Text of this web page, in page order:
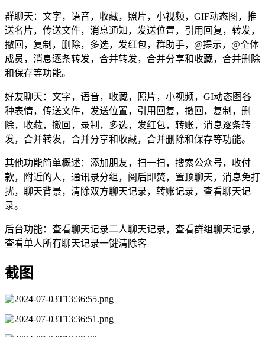
群聊天：文字，语音，收藏，照片，小视频，GIF动态图，推
送名片，传送文件，消息通知，发送位置，引用回复，转发，
撤回，复制，删除，多选，发红包，群助手，@提示，@全体
成员，消息逐条转发，合并转发，合并分享和收藏，合并删除
和保存等功能。
好友聊天：文字，语音，收藏，照片，小视频，GI动态图各
种表情，传送文件，发送位置，引用回复，撤回，复制，删
除，收藏，撤回，录制，多选，发红包，转账，消息逐条转
发，合并转发，合并分享和收藏，合并删除和保存等功能。
其他功能简单概述：添加朋友，扫一扫，搜索公众号，收付
款，附近的人，通讯录分组，阅后即焚，置顶聊天，消息免打
扰，聊天背景，清除双方聊天记录，转账记录，查看聊天记
录。
后台功能：查看聊天记录二人聊天记录，查看群组聊天记录，
查看单人所有聊天记录一键清除客
截图